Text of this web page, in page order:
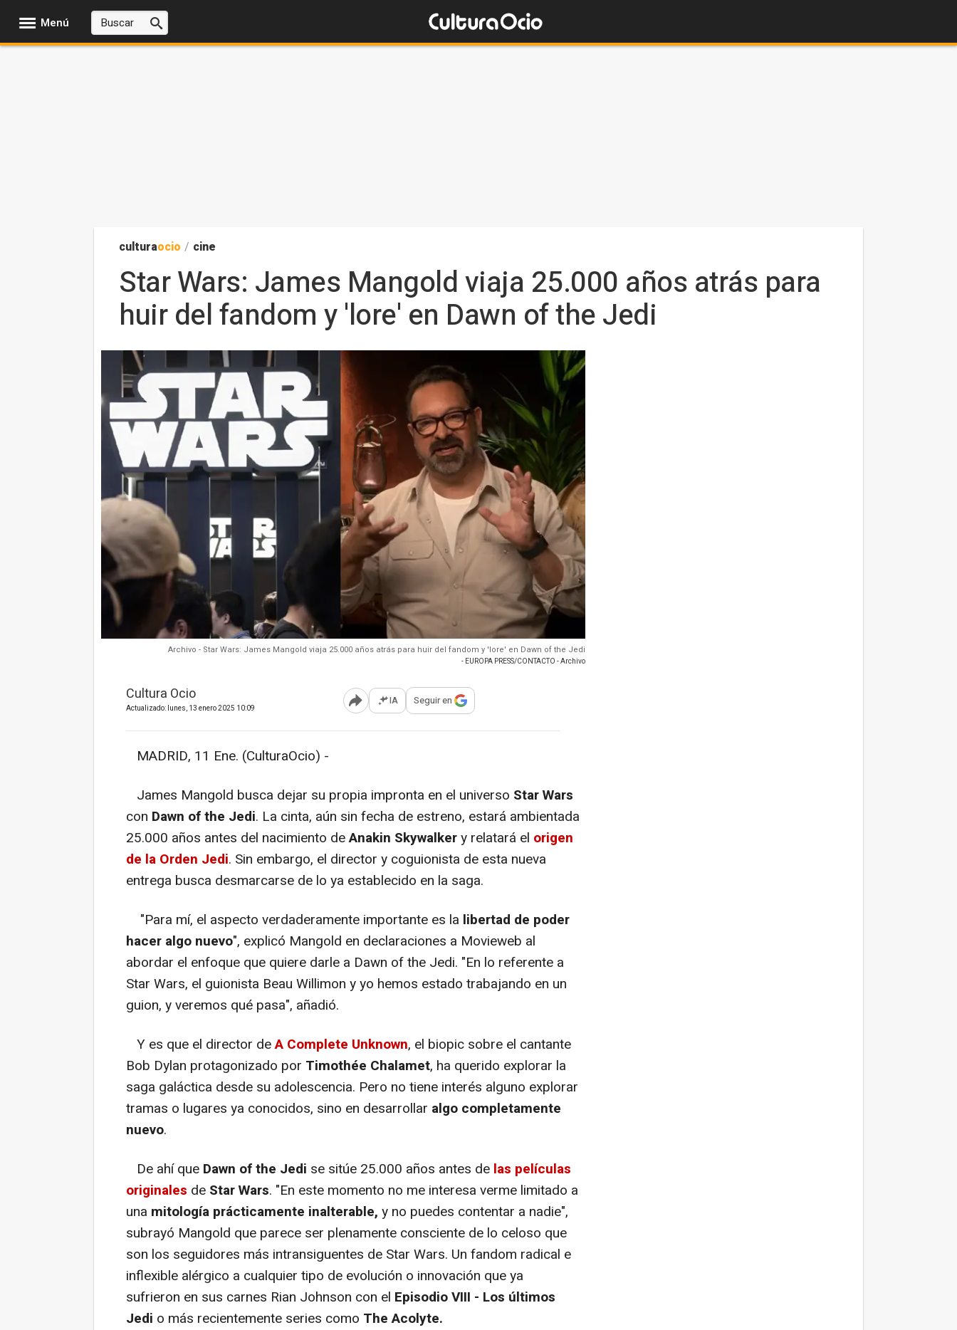
Menú
culturaocio / cine
Star Wars: James Mangold viaja 25.000 años atrás para
huir del fandom y 'lore' en Dawn of the Jedi
Archivo - Star Wars: James Mangold viaja 25.000 años atrás para huir del fandom y 'lore' en Dawn of the Jedi
- EUROPA PRESS/CONTACTO - Archivo
Cultura Ocio
Actualizado: lunes, 13 enero 2025 10:09 Abrir opciones para compartir
IA Seguir en
MADRID, 11 Ene. (CulturaOcio) -
James Mangold busca dejar su propia impronta en el universo Star Wars
con Dawn of the Jedi. La cinta, aún sin fecha de estreno, estará ambientada
25.000 años antes del nacimiento deAnakin Skywalkery relatará el origen
de la Orden Jedi. Sin embargo, el director y coguionista de esta nueva
entrega busca desmarcarse de lo ya establecido en la saga.
"Para mí, el aspecto verdaderamente importante es la libertad de poder
hacer algo nuevo", explicó Mangold en declaraciones a Movieweb al
abordar el enfoque que quiere darle a Dawn of the Jedi. "En lo referente a
Star Wars, el guionista Beau Willimon y yo hemos estado trabajando en un
guion, y veremos qué pasa", añadió.
Y es que el director deA Complete Unknown, el biopic sobre el cantante
Bob Dylan protagonizado por Timothée Chalamet, ha querido explorar la
saga galáctica desde su adolescencia. Pero no tiene interés alguno explorar
tramas o lugares ya conocidos, sino en desarrollar algo completamente
nuevo.
De ahí que Dawn of the Jedi se sitúe 25.000 años antes de las películas
originales de Star Wars. "En este momento no me interesa verme limitado a
una mitología prácticamente inalterable, y no puedes contentar a nadie",
subrayó Mangold que parece ser plenamente consciente de lo celoso que
son los seguidores más intransiguentes de Star Wars. Un fandom radical e
inflexible alérgico a cualquier tipo de evolución o innovación que ya
sufrieron en sus carnes Rian Johnson con el Episodio VIII - Los últimos
Jedi o más recientemente series como The Acolyte.